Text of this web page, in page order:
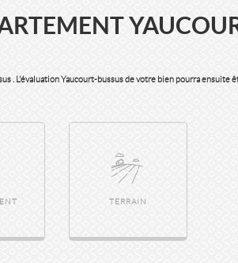
. L'évaluation Yaucourt-bussus de votre bien pourra ensuite
TERRAIN